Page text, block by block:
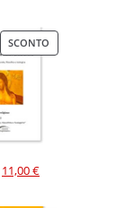
SCONTO
11,00€